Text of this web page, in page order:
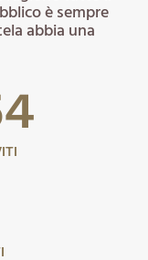
è sempre
abbia una